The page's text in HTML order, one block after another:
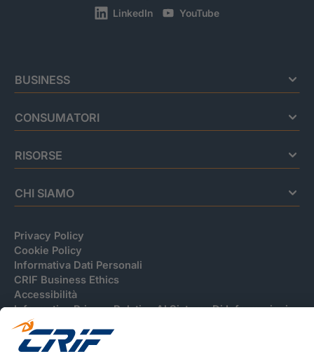
LinkedIn YouTube
BUSINESS
CONSUMATORI
RISORSE
CHI SIAMO
Privacy Policy
Cookie Policy
Informativa Dati Personali
CRIF Business Ethics
Accessibilità
Informativa Privacy Relativa Al Sistema Di Informazioni
Creditizie